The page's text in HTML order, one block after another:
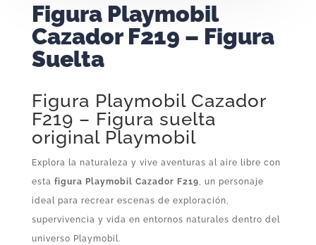
Figura Playmobil
Cazador F219 – Figura
Suelta
Figura Playmobil Cazador
F219 – Figura suelta
original Playmobil
Explora la naturaleza y vive aventuras al aire libre con
esta figura Playmobil Cazador F219, un personaje
ideal para recrear escenas de exploración,
supervivencia y vida en entornos naturales dentro del
universo Playmobil.